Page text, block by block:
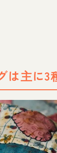
は主に3